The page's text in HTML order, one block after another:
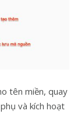
tên miền, quay
và kích hoạt